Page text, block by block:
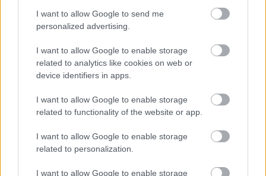
I want to allow Google to send me
personalized advertising.
I want to allow Google to enable storage
related to analytics like cookies on web or
device identifiers in apps.
I want to allow Google to enable storage
related to functionality of the website or app.
I want to allow Google to enable storage
related to personalization.
I want to allow Google to enable storage
polgármester pert indított, jogtalannak tartva az
maga az illetékes miniszter, Navracsics Tibor
elismerte a rendszerhibát
szövetségeket „ azokról a problémákról, amelyek
változtatni kell”.
Most pedig azért került a politikai viták